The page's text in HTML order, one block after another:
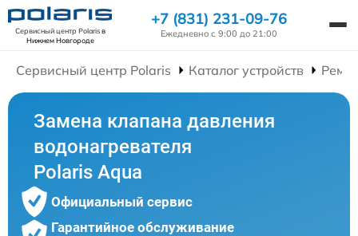
Сервисный центр Polarisв
Нижнем Новгороде
+7 (831) 231-09-76
Ежедневно с 9:00 до 21:00
Сервисный центр Polaris Каталог устройств
Замена клапана давления
водонагревателя
Polaris Aqua
Официальный сервис
Гарантийное обслуживание